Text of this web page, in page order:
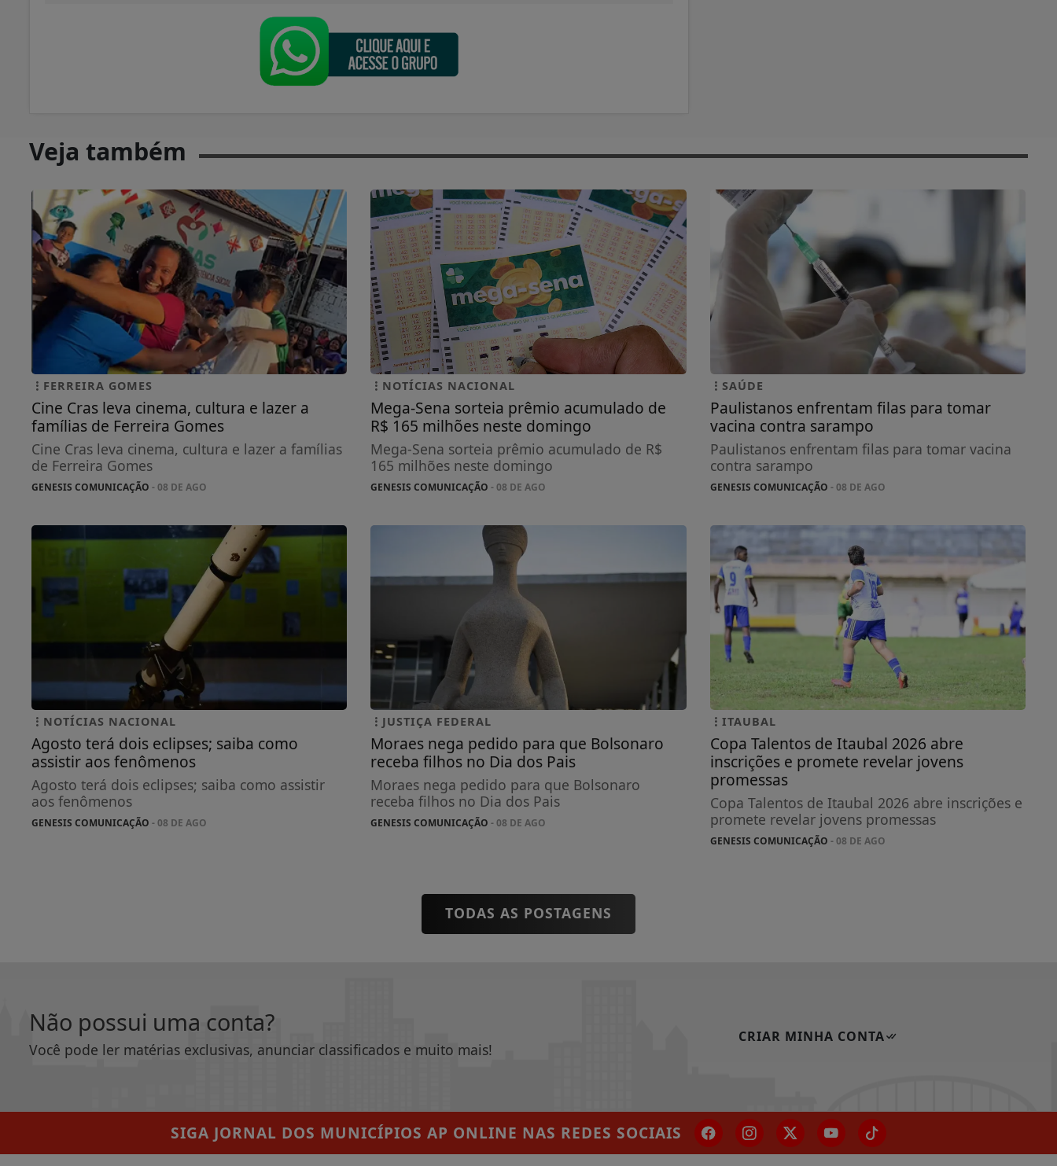
Veja também
FERREIRA GOMES
Cine Cras leva cinema, cultura e lazer a
famílias de Ferreira Gomes
Cine Cras leva cinema, cultura e lazer a famílias
de Ferreira Gomes
GENESIS COMUNICAÇÃO - 08 DE AGO
NOTÍCIAS NACIONAL
Mega-Sena sorteia prêmio acumulado de
R$ 165 milhões neste domingo
Mega-Sena sorteia prêmio acumulado de R$
165 milhões neste domingo
GENESIS COMUNICAÇÃO - 08 DE AGO
SAÚDE
Paulistanos enfrentam filas para tomar
vacina contra sarampo
Paulistanos enfrentam filas para tomar vacina
contra sarampo
GENESIS COMUNICAÇÃO - 08 DE AGO
NOTÍCIAS NACIONAL
Agosto terá dois eclipses; saiba como
assistir aos fenômenos
Agosto terá dois eclipses; saiba como assistir
aos fenômenos
GENESIS COMUNICAÇÃO - 08 DE AGO
JUSTIÇA FEDERAL
Moraes nega pedido para que Bolsonaro
receba filhos no Dia dos Pais
Moraes nega pedido para que Bolsonaro
receba filhos no Dia dos Pais
GENESIS COMUNICAÇÃO - 08 DE AGO
ITAUBAL
Copa Talentos de Itaubal 2026 abre
inscrições e promete revelar jovens
promessas
Copa Talentos de Itaubal 2026 abre inscrições e
promete revelar jovens promessas
GENESIS COMUNICAÇÃO - 08 DE AGO
TODAS AS POSTAGENS
Não possui uma conta?
Você pode ler matérias exclusivas, anunciar classificados e muito mais!
CRIAR MINHA CONTA
SIGA JORNAL DOS MUNICÍPIOS AP ONLINE NAS REDES SOCIAIS